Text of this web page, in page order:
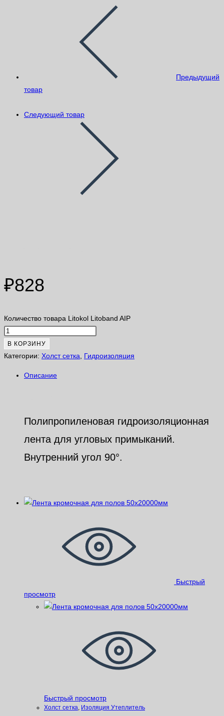
Предыдущий
товар
Следующий товар
₽828
Количество товара Litokol Litoband AIP
В КОРЗИНУ
Категории: Xолст сетка Гидроизоляция
Описание
Полипропиленовая гидроизоляционная
лента для угловых примыканий.
Внутренний угол 90°.
Быстрый
просмотр
Быстрый просмотр
Xолст сетка, Изоляция Утеплитель